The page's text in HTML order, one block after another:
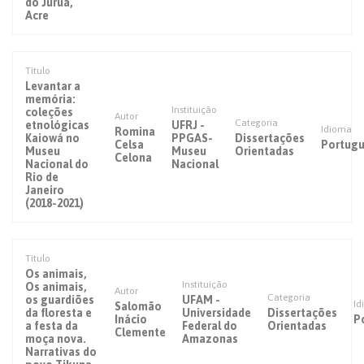
Acre
Título
Levantar a
memória:
coleções
etnológicas
Kaiowá no
Museu
Nacional do
Rio de
Janeiro
(2018-2021)
Autor
Romina
Celsa
Celona
Instituição
UFRJ -
PPGAS-
Museu
Nacional
Categoria
Dissertações
Orientadas
Idioma
Título
Os animais,
Os animais,
os guardiões
da floresta e
a festa da
moça nova.
Narrativas do
Autor
Salomão
Inácio
Clemente
Instituição
UFAM -
Universidade
Federal do
Amazonas
Categoria
Dissertações
Orientadas